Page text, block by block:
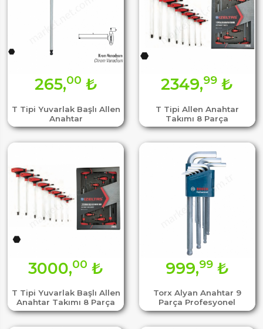
T Tipi Yuvarlak Başlı Allen
Anahtar
265,00 ₺
T Tipi Allen Anahtar
Takımı 8 Parça
2349,99 ₺
T Tipi Yuvarlak Başlı Allen
Anahtar Takımı 8 Parça
3000,00 ₺
Torx Alyan Anahtar 9
Parça Profesyonel
999,99₺